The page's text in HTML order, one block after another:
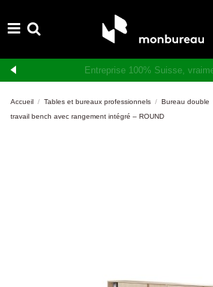
Livraison et montage gratuits en
Accueil Tables et bureaux professionnels Bureau double
travail bench avec rangement intégré – ROUND